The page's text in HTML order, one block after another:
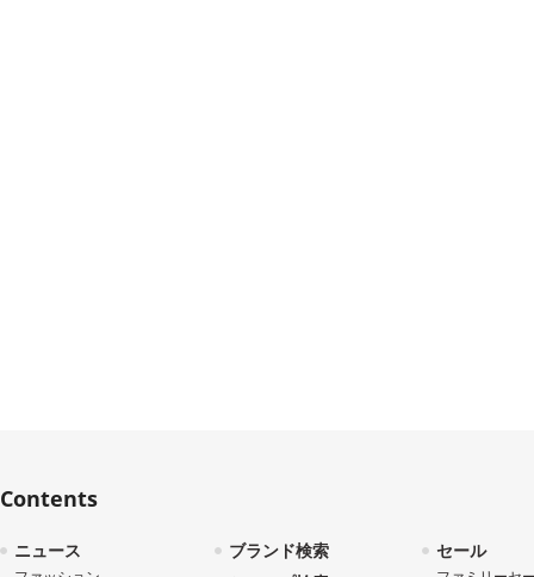
Contents
ニュース
ブランド検索
セール